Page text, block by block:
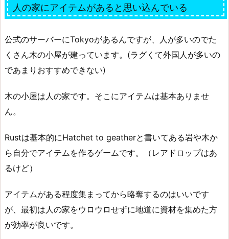
人の家にアイテムがあると思い込んでいる
公式のサーバーにTokyoがあるんですが、人が多いのでた
くさん木の小屋が建っています。(ラグくて外国人が多いの
であまりおすすめできない)
木の小屋は人の家です。そこにアイテムは基本ありませ
ん。
Rustは基本的にHatchet to geatherと書いてある岩や木か
ら自分でアイテムを作るゲームです。（レアドロップはあ
るけど）
アイテムがある程度集まってから略奪するのはいいです
が、最初は人の家をウロウロせずに地道に資材を集めた方
が効率が良いです。